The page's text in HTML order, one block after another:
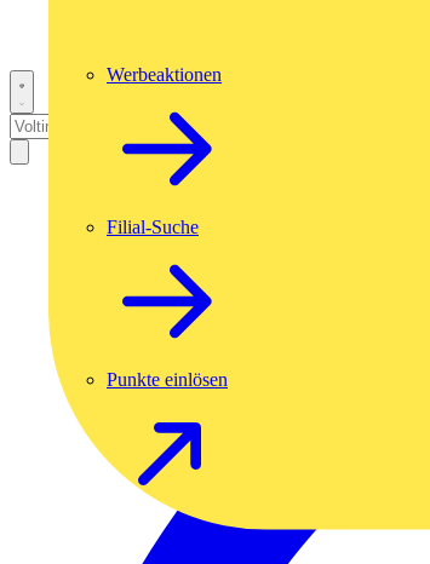
Werbeaktionen
Filial-Suche
Punkte einlösen